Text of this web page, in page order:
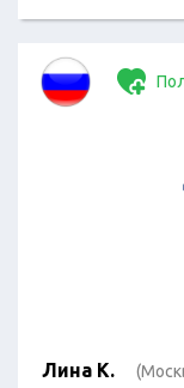
Лина К.